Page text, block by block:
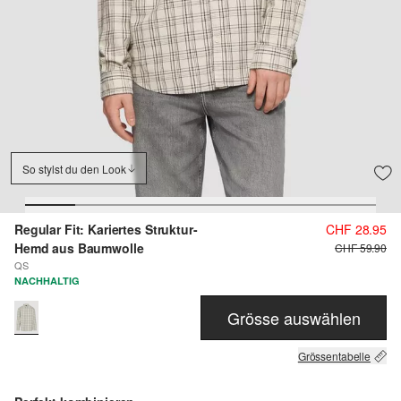
So stylst du den Look
Regular Fit: Kariertes Struktur-
Hemd aus Baumwolle
QS
CHF 28.95
CHF 59.90
NACHHALTIG
Grösse auswählen
Grössentabelle